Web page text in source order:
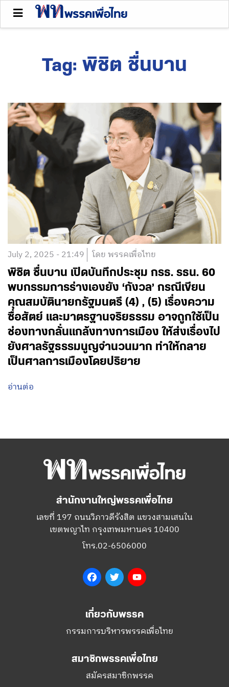
Tag: พิชิต ชื่นบาน
July 2, 2025 - 21:49 โดย พรรคเพื่อไทย
พิชิต ชื่นบาน เปิดบันทึกประชุม กรธ. รธน. 60
พบกรรมการร่างเองยัง ‘กังวล’ กรณีเขียน
คุณสมบัตินายกรัฐมนตรี (4) , (5) เรื่องความ
ซื่อสัตย์ และมาตรฐานจริยธรรม อาจถูกใช้เป็น
ช่องทางกลั่นแกล้งทางการเมือง ให้ส่งเรื่องไป
ยังศาลรัฐธรรมนูญจำนวนมาก ทำให้กลาย
เป็นศาลการเมืองโดยปริยาย
อ่านต่อ
สำนักงานใหญ่พรรคเพื่อไทย
เลขที่ 197 ถนนวิภาวดีรังสิต แขวงสามเสนใน
เขตพญาไท กรุงเทพมหานคร 10400
โทร.02-6506000
FacebookTwitter
เกี่ยวกับพรรค
กรรมการบริหารพรรคเพื่อไทย
สมาชิกพรรคเพื่อไทย
สมัครสมาชิกพรรค